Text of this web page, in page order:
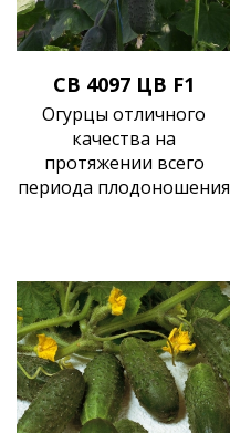
СВ 4097 ЦВ F1
Огурцы отличного
качества на
протяжении всего
периода плодоношения